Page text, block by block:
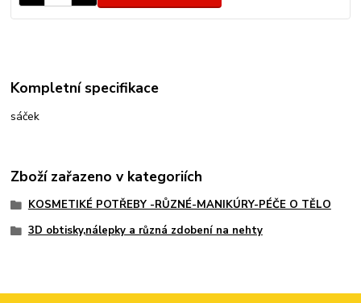
Kompletní specifikace
sáček
Zboží zařazeno v kategoriích
KOSMETIKÉ POTŘEBY -RŮZNÉ-MANIKÚRY-PÉČE O TĚLO
3D obtisky,nálepky a různá zdobení na nehty